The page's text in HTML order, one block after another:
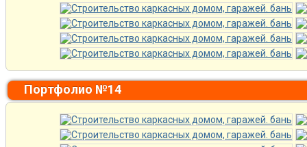
Портфолио №14